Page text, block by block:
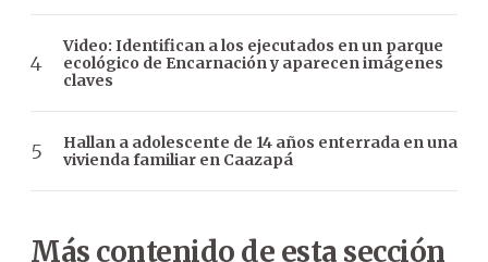
Video: Identifican a los ejecutados en un parque
ecológico de Encarnación y aparecen imágenes
claves
Hallan a adolescente de 14 años enterrada en una
vivienda familiar en Caazapá
Más contenido de esta sección